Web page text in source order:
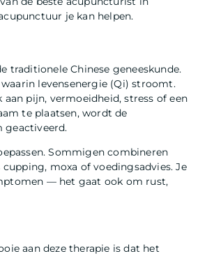
je kan helpen.
traditionele Chinese geneeskunde.
levensenergie (Qi) stroomt.
pijn, vermoeidheid, stress of een
te plaatsen, wordt de
geactiveerd.
Sommigen combineren
moxa of voedingsadvies. Je
— het gaat ook om rust,
aan deze therapie is dat het